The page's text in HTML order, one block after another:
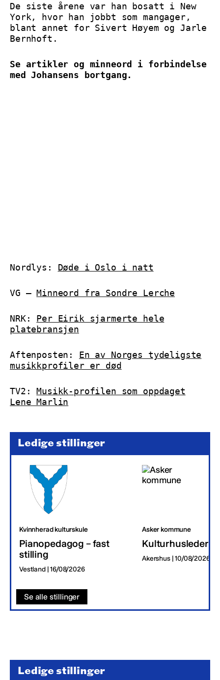
De siste årene var han bosatt i New
York, hvor han jobbt som mangager,
blant annet for Sivert Høyem og Jarle
Bernhoft.
Se artikler og minneord i forbindelse
med Johansens bortgang.
Nordlys: Døde i Oslo i natt
VG —Minneord fra Sondre Lerche
NRK: Per Eirik sjarmerte hele
platebransjen
Aftenposten: En av Norges tydeligste
musikkprofiler er død
TV2:Musikk-profilen som oppdaget
Lene Marlin
Ledige stillinger
Kvinnherad kulturskule
Pianopedagog – fast
stilling
Vestland | 16/08/2026
Asker kommune
Kulturhusleder
Akershus | 10/08/2026
Se alle stillinger
Ledige stillinger